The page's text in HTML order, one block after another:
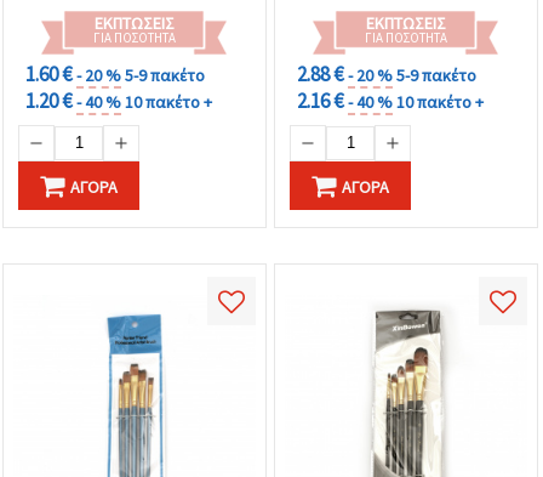
ΕΚΠΤΏΣΕΙΣ
ΓΙΑ ΠΟΣΌΤΗΤΑ
1.60 €- 20 %5-9 πακέτο
1.20 €- 40 %10 πακέτο +
ΑΓΟΡΆ
ΕΚΠΤΏΣΕΙΣ
ΓΙΑ ΠΟΣΌΤΗΤΑ
2.88 €- 20 %5-9 πακέτο
2.16 €- 40 %10 πακέτο +
ΑΓΟΡΆ